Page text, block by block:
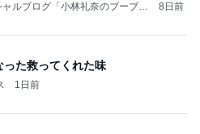
ルブログ「小林礼奈のブーブー
8日前
った救ってくれた味
1日前